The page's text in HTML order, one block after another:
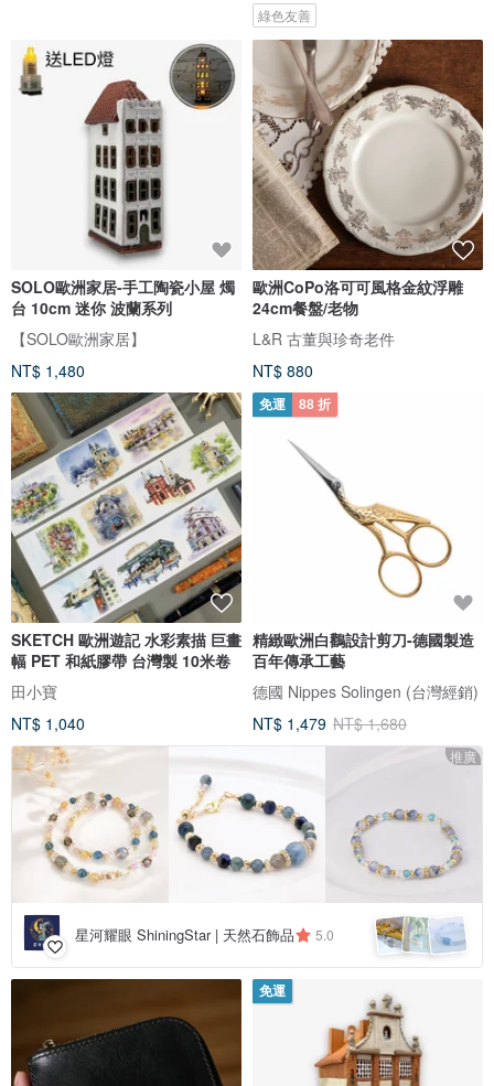
綠色友善
SOLO歐洲家居-手工陶瓷小屋 燭
台 10cm 迷你 波蘭系列
【SOLO歐洲家居】
NT$ 1,480
歐洲CoPo洛可可風格金紋浮雕
24cm餐盤/老物
L&R 古董與珍奇老件
NT$ 880
SKETCH 歐洲遊記 水彩素描 巨畫
幅 PET 和紙膠帶 台灣製 10米卷
田小寶
NT$ 1,040
免運 88 折
精緻歐洲白鸛設計剪刀-德國製造
百年傳承工藝
德國 Nippes Solingen (台灣經銷)
NT$ 1,479 NT$ 1,680
推廣
星河耀眼 ShiningStar | 天然石飾品 5.0
免運